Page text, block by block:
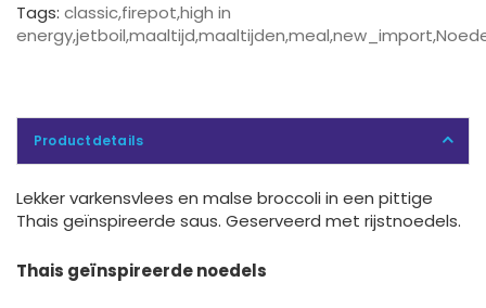
Tags: classic,firepot,high in
energy,jetboil,maaltijd,maaltijden,meal,new_import,
Productdetails
Lekker varkensvlees en malse broccoli in een pittige
Thais geïnspireerde saus. Geserveerd met rijstnoedels.
Thais geïnspireerde noedels